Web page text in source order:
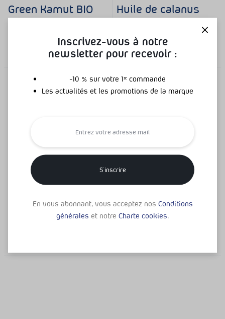
Green Kamut BIO
Complément alimentaire Détox
54,90€
Huile de calanus
Cardio vasculaire
28,00€
Huile de Krill
Promotion
Pack Microalgue
39,80
34,90€
Inscrivez-vous à notre
newsletter pour recevoir :
-10 % sur votre 1ʳᵉ commande
Les actualités et les promotions de la marque
En vous abonnant, vous acceptez nos Conditions
générales et notre Charte cookies